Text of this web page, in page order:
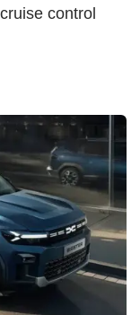
control